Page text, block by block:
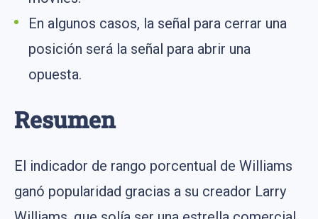
En algunos casos, la señal para cerrar una
posición será la señal para abrir una
opuesta.
Resumen
El indicador de rango porcentual de Williams
ganó popularidad gracias a su creador Larry